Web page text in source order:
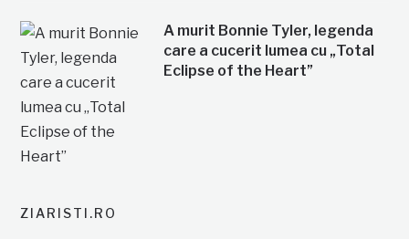
A murit Bonnie Tyler, legenda
care a cucerit lumea cu „Total
Eclipse of the Heart”
ZIARISTI.RO